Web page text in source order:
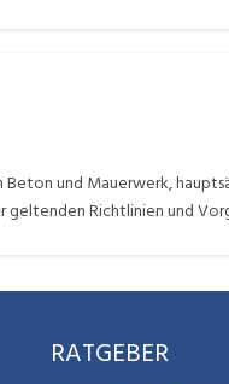
und Mauerwerk,
Richtlinien und
RATGEBER